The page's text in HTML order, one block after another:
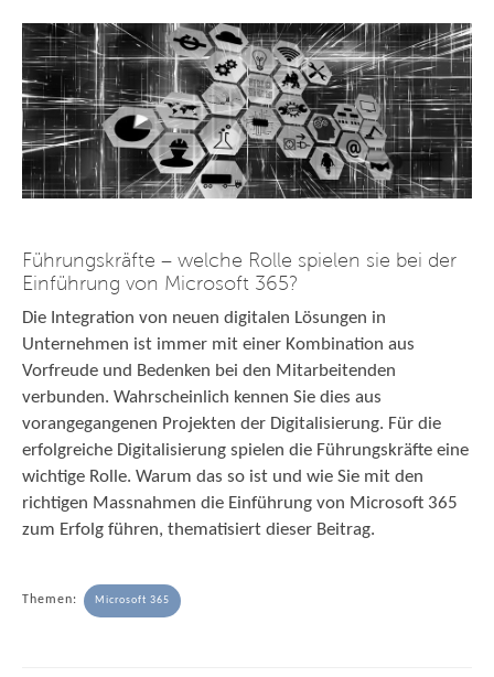
Führungskräfte – welche Rolle spielen sie bei der
Einführung von Microsoft 365?
Die Integration von neuen digitalen Lösungen in
Unternehmen ist immer mit einer Kombination aus
Vorfreude und Bedenken bei den Mitarbeitenden
verbunden. Wahrscheinlich kennen Sie dies aus
vorangegangenen Projekten der Digitalisierung. Für die
erfolgreiche Digitalisierung spielen die Führungskräfte eine
wichtige Rolle. Warum das so ist und wie Sie mit den
richtigen Massnahmen die Einführung von Microsoft 365
zum Erfolg führen, thematisiert dieser Beitrag.
Themen: Microsoft 365